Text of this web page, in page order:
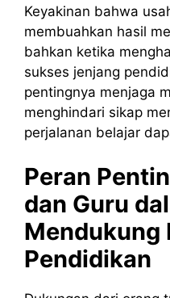
Keyakinan bahwa
membuahkan hasil
bahkan ketika
sukses jenjang
pentingnya menjaga
menghindari sikap
perjalanan belajar
Peran
dan Guru
Mendukung
Pendidikan